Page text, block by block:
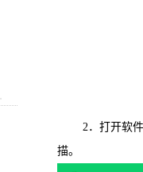
2．打开软件，
描。